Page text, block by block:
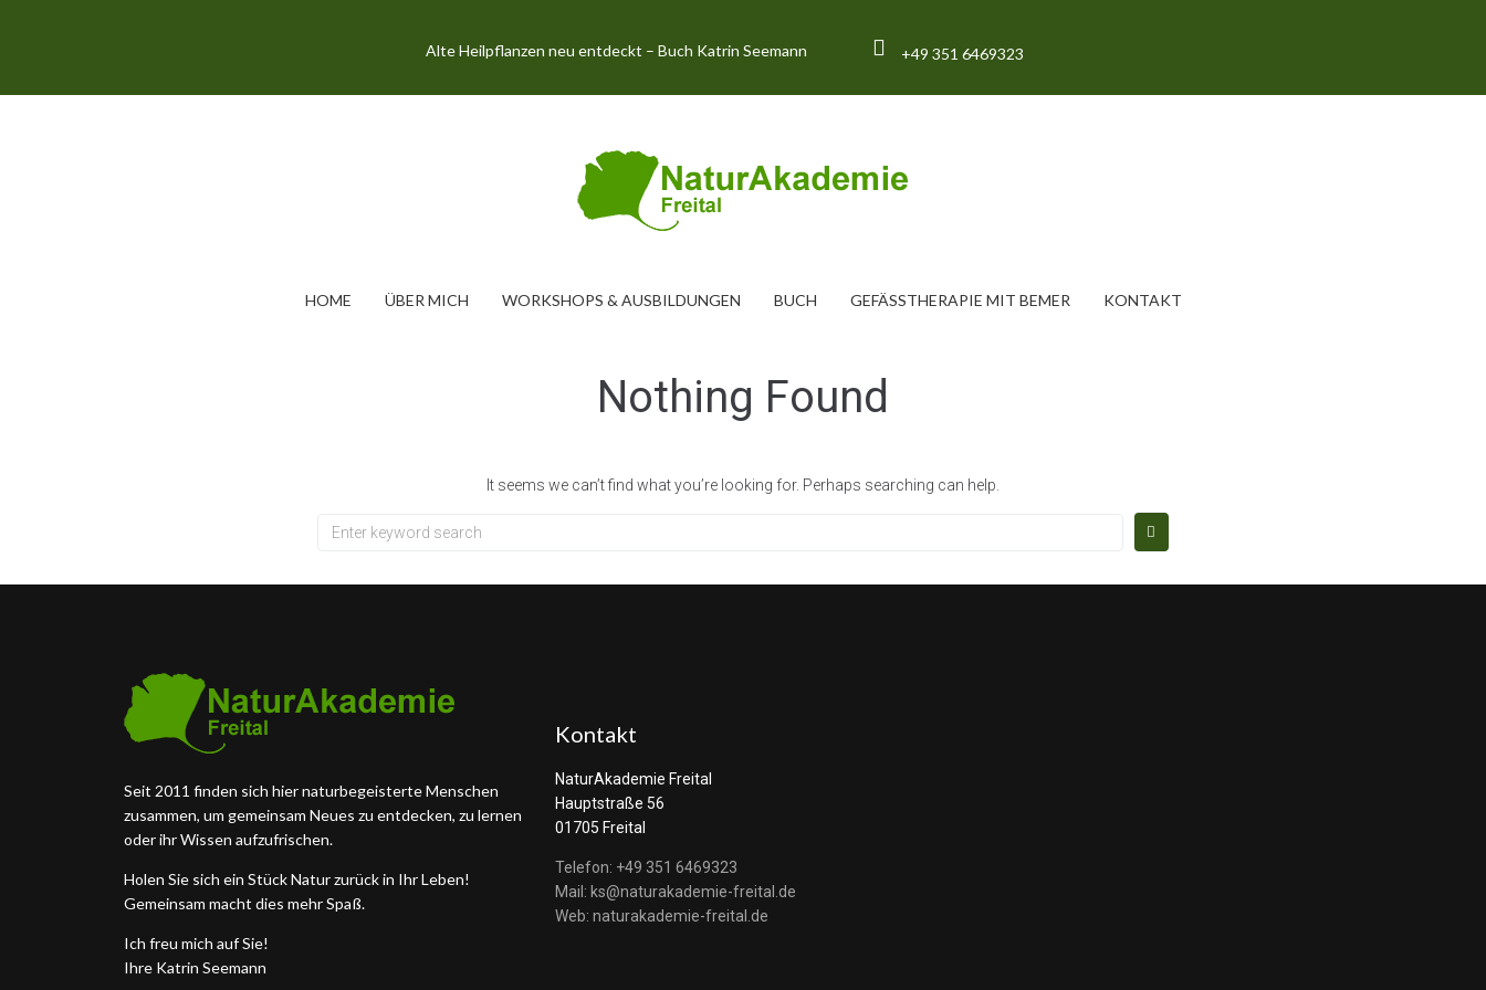
Alte Heilpflanzen neu entdeckt – Buch Katrin Seemann +49 351 6469323
HOME ÜBER MICH WORKSHOPS & AUSBILDUNGEN BUCH GEFÄSSTHERAPIE MIT BEMER KONTAKT
Nothing Found
It seems we can’t find what you’re looking for. Perhaps searching can help.
Seit 2011 finden sich hier naturbegeisterte Menschen
zusammen, um gemeinsam Neues zu entdecken, zu lernen
oder ihr Wissen aufzufrischen.
Holen Sie sich ein Stück Natur zurück in Ihr Leben!
Gemeinsam macht dies mehr Spaß.
Ich freu mich auf Sie!
Ihre Katrin Seemann
Kontakt
NaturAkademie Freital
Hauptstraße 56
01705 Freital
Telefon: +49 351 6469323
Mail: ks@naturakademie-freital.de
Web: naturakademie-freital.de